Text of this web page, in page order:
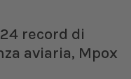
record di
aviaria, Mpox